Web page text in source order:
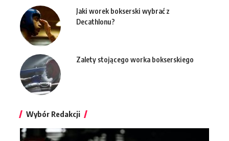
Jaki worek bokserski wybrać z
Decathlonu?
Zalety stojącego worka bokserskiego
Wybór Redakcji